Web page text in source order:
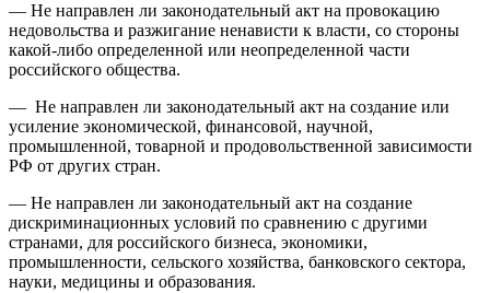
— Не направлен ли законодательный акт на провокацию
недовольства и разжигание ненависти к власти, со стороны
какой-либо определенной или неопределенной части
российского общества.
— Не направлен ли законодательный акт на создание или
усиление экономической, финансовой, научной,
промышленной, товарной и продовольственной зависимости
РФ от других стран.
— Не направлен ли законодательный акт на создание
дискриминационных условий по сравнению с другими
странами, для российского бизнеса, экономики,
промышленности, сельского хозяйства, банковского сектора,
науки, медицины и образования.